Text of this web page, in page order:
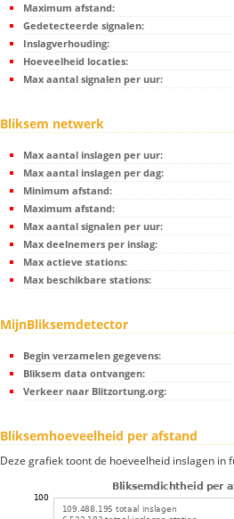
Maximum afstand:
Gedetecteerde signalen:
Inslagverhouding:
Hoeveelheid locaties:
Max aantal signalen per uur:
Bliksem netwerk
Max aantal inslagen per uur:
Max aantal inslagen per dag:
Minimum afstand:
Maximum afstand:
Max aantal signalen per uur:
Max deelnemers per inslag:
Max actieve stations:
Max beschikbare stations:
MijnBliksemdetector
Begin verzamelen gegevens:
Bliksem data ontvangen:
Verkeer naar Blitzortung.org:
Bliksemhoeveelheid per afstand
Deze grafiek toont de hoeveelheid inslagen in